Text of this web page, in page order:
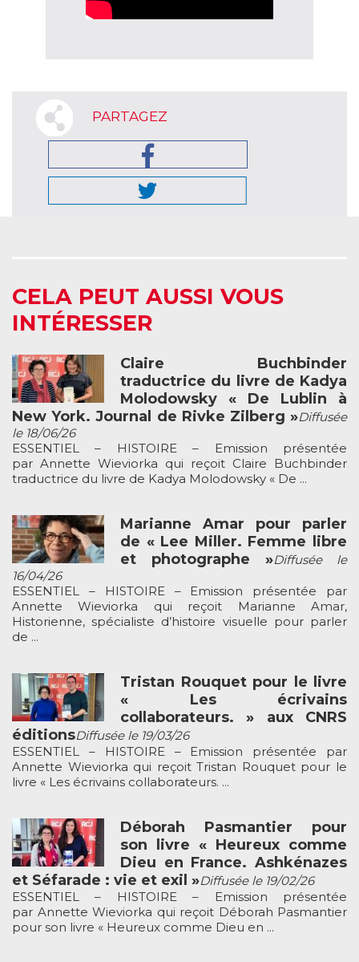
PARTAGEZ
CELA PEUT AUSSI VOUS
INTÉRESSER
Claire Buchbinder
traductrice du livre de Kadya
Molodowsky « De Lublin à
New York. Journal de Rivke Zilberg »Diffusée
le 18/06/26
ESSENTIEL – HISTOIRE – Emission présentée
par Annette Wieviorka qui reçoit Claire Buchbinder
traductrice du livre de Kadya Molodowsky « De ...
Marianne Amar pour parler
de « Lee Miller. Femme libre
et photographe »Diffusée le
16/04/26
ESSENTIEL – HISTOIRE – Emission présentée par
Annette Wieviorka qui reçoit Marianne Amar,
Historienne, spécialiste d’histoire visuelle pour parler
de ...
Tristan Rouquet pour le livre
« Les écrivains
collaborateurs. » aux CNRS
éditionsDiffusée le 19/03/26
ESSENTIEL – HISTOIRE – Emission présentée par
Annette Wieviorka qui reçoit Tristan Rouquet pour le
livre « Les écrivains collaborateurs. ...
Déborah Pasmantier pour
son livre « Heureux comme
Dieu en France. Ashkénazes
et Séfarade : vie et exil »Diffusée le 19/02/26
ESSENTIEL – HISTOIRE – Emission présentée
par Annette Wieviorka qui reçoit Déborah Pasmantier
pour son livre « Heureux comme Dieu en ...